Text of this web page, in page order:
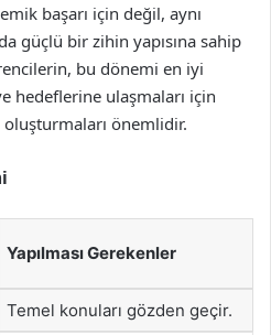
başarı için değil, aynı
güçlü bir zihin yapısına sahip
bu dönemi en iyi
hedeflerine ulaşmaları için
oluşturmaları önemlidir.
Yapılması Gerekenler
Temel konuları gözden geçir.